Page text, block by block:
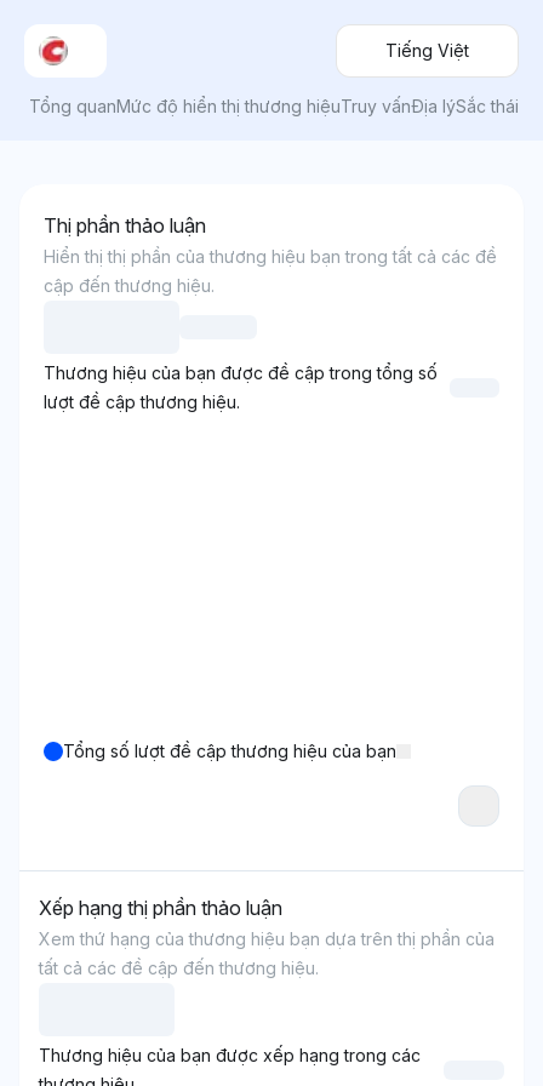
Tiếng Việt
Tổng quanMức độ hiển thị thương hiệuTruy vấnĐịa lýSắc thái
Thị phần thảo luận
Hiển thị thị phần của thương hiệu bạn trong tất cả các đề
cập đến thương hiệu.
Thương hiệu của bạn được đề cập trong tổng số
lượt đề cập thương hiệu.
Tổng số lượt đề cập thương hiệu của bạn
Xếp hạng thị phần thảo luận
Xem thứ hạng của thương hiệu bạn dựa trên thị phần của
tất cả các đề cập đến thương hiệu.
Thương hiệu của bạn được xếp hạng trong các